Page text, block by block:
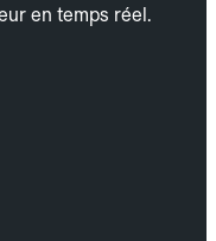
en temps réel.